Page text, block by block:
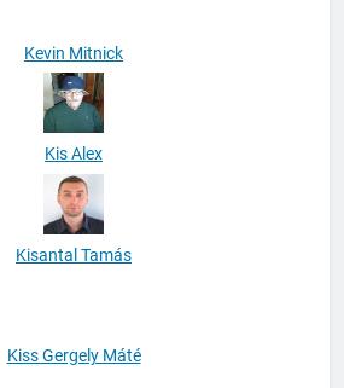
Kevin Mitnick
Kis Alex
Kisantal Tamás
Kiss Gergely Máté